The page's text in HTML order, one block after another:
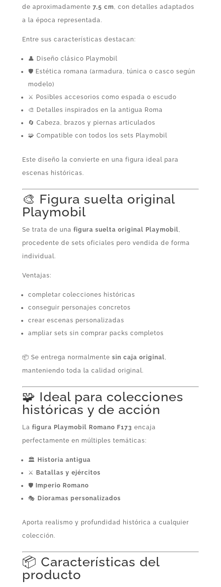
de aproximadamente 7,5 cm , con detalles adaptados
a la época representada.
Entre sus características destacan:
👤 Diseño clásico Playmobil
🛡️ Estética romana (armadura, túnica o casco según
modelo)
⚔️ Posibles accesorios como espada o escudo
🎨 Detalles inspirados en la antigua Roma
🔄 Cabeza, brazos y piernas articulados
🧩 Compatible con todos los sets Playmobil
Este diseño la convierte en una figura ideal para
escenas históricas.
🎨 Figura suelta original
Playmobil
Se trata de una figura suelta original Playmobil
procedente de sets oficiales pero vendida de forma
individual.
Ventajas:
completar colecciones históricas
conseguir personajes concretos
crear escenas personalizadas
ampliar sets sin comprar packs completos
📦 Se entrega normalmente sin caja original
manteniendo toda la calidad original.
🧩 Ideal para colecciones
históricas y de acción
La figura Playmobil Romano F173 encaja
perfectamente en múltiples temáticas:
🏛️ Historia antigua
⚔️ Batallas y ejércitos
🛡️ Imperio Romano
🎭 Dioramas personalizados
Aporta realismo y profundidad histórica a cualquier
colección.
📦 Características del
producto